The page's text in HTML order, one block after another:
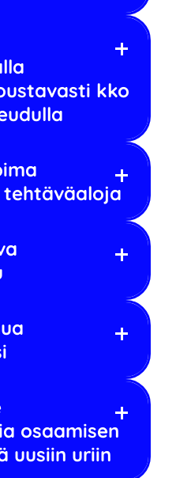
kko
osaamisen
uusiin uriin